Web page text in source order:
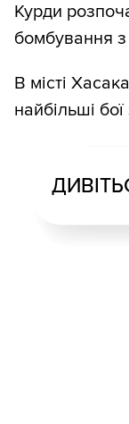
Курди
бомбування
В місті
найбільші